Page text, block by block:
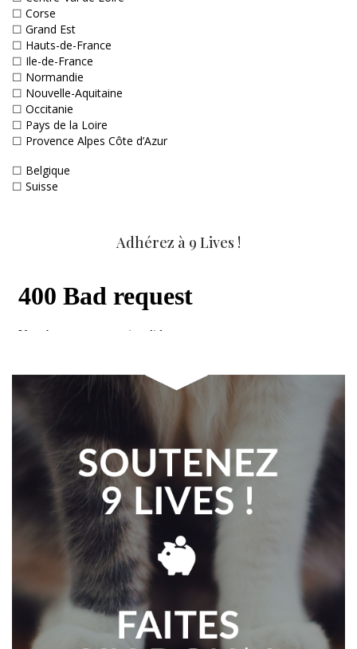
☐ Corse
☐ Grand Est
☐ Hauts-de-France
☐ Ile-de-France
☐ Normandie
☐ Nouvelle-Aquitaine
☐ Occitanie
☐ Pays de la Loire
☐ Provence Alpes Côte d’Azur
☐ Belgique
☐ Suisse
Adhérez à 9 Lives !